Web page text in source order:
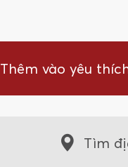
Thêm vào yêu
Tìm